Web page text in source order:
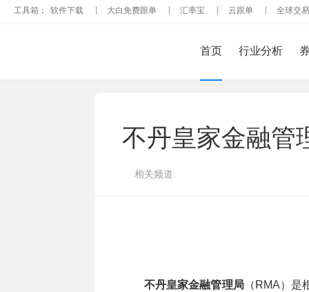
工具箱： 软件下载 大白免费跟单 汇率宝 云跟单 全球交
首页 行业分析
不丹皇家金融管
相关频道:
不丹皇家金融管理局（RMA）是